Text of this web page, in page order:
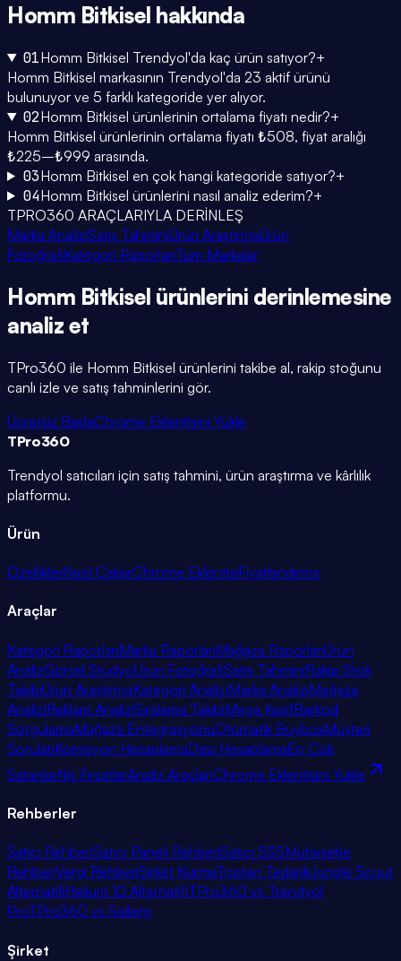
Homm Bitkisel hakkında
01Homm Bitkisel Trendyol'da kaç ürün satıyor?+
Homm Bitkisel markasının Trendyol'da 23 aktif ürünü
bulunuyor ve 5 farklı kategoride yer alıyor.
02Homm Bitkisel ürünlerinin ortalama fiyatı nedir?+
Homm Bitkisel ürünlerinin ortalama fiyatı ₺508, fiyat aralığı
₺225–₺999 arasında.
03Homm Bitkisel en çok hangi kategoride satıyor?+
04Homm Bitkisel ürünlerini nasıl analiz ederim?+
TPRO360 ARAÇLARIYLA DERİNLEŞ
Marka AnaliziSatış TahminiÜrün AraştırmaÜrün
FotoğrafıKategori RaporlarıTüm Markalar
Homm Bitkisel ürünlerini derinlemesine
analiz et
TPro360 ile Homm Bitkisel ürünlerini takibe al, rakip stoğunu
canlı izle ve satış tahminlerini gör.
Ücretsiz BaşlaChrome Eklentisini Yükle
TPro360
Trendyol satıcıları için satış tahmini, ürün araştırma ve kârlılık
platformu.
Ürün
ÖzelliklerNasıl ÇalışırChrome EklentisiFiyatlandırma
Araçlar
Kategori RaporlarıMarka RaporlarıMağaza RaporlarıÜrün
AnalizGörsel StüdyoÜrün FotoğrafıSatış TahminiRakip Stok
TakibiÜrün AraştırmaKategori AnaliziMarka AnaliziMağaza
AnaliziReklam AnaliziSıralama TakibiMega KeşifBarkod
SorgulamaMağaza EntegrasyonuOtomatik BuyboxMüşteri
SorularıKomisyon HesaplamaDesi HesaplamaEn Çok
SatanlarNiş FırsatlarAnaliz AraçlarıChrome Eklentisini Yükle
Rehberler
Satıcı RehberiSatıcı Paneli RehberiSatıcı SSSMuhasebe
RehberiVergi RehberiŞirket KurmaToptan TedarikJungle Scout
AlternatifiHelium 10 AlternatifiTPro360 vs Trendyol
ProTPro360 vs Sellerg
Şirket